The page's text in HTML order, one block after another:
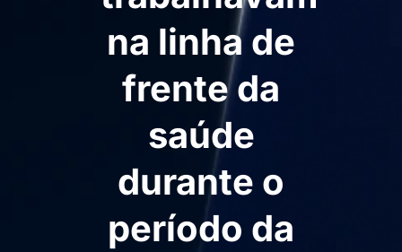
na linha de
frente da
saúde
durante o
período da